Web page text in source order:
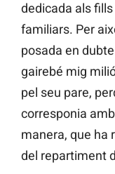
dedicada als
familiars. Per
posada en
gairebé mig
pel seu pare,
corresponia
manera, que ha
del repartiment